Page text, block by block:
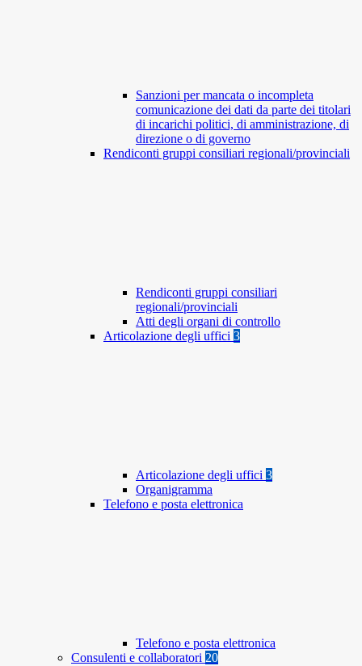
Sanzioni per mancata o incompleta
comunicazione dei dati da parte dei titolari
di incarichi politici, di amministrazione, di
direzione o di governo
Rendiconti gruppi consiliari regionali/provinciali
Rendiconti gruppi consiliari
regionali/provinciali
Atti degli organi di controllo
Articolazione degli uffici 3
Articolazione degli uffici 3
Organigramma
Telefono e posta elettronica
Telefono e posta elettronica
Consulenti e collaboratori 20